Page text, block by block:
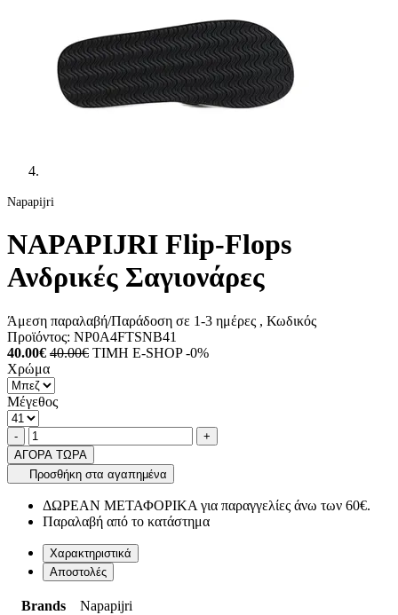
Napapijri
NAPAPIJRI Flip-Flops
Ανδρικές Σαγιονάρες
Άμεση παραλαβή/Παράδοση σε 1-3 ημέρες , Κωδικός
Προϊόντος: NP0A4FTSNB41
40.00€ 40.00€ ΤΙΜΗ E-SHOP -0%
Χρώμα
Μέγεθος
Ποσότητα
-product.increase.quantity +
ΑΓΟΡΑ ΤΩΡΑ
Προσθήκη στα αγαπημένα
ΔΩΡΕΑΝ ΜΕΤΑΦΟΡΙΚΑ για παραγγελίες άνω των 60€.
Παραλαβή από το κατάστημα
Χαρακτηριστικά
Αποστολές
Brands
Napapijri